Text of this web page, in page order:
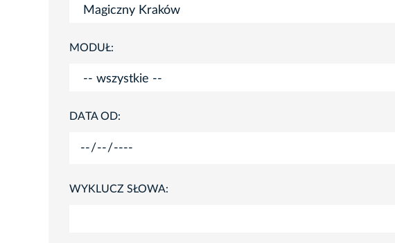
MODUŁ:
DATA OD:
WYKLUCZ SŁOWA: